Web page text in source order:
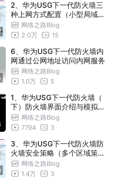
防火墙多外网ISP配
形式）
13:17
防火墙多外网ISP配
IPSEC）
火墙 两个不同地区的局
分支没有公网IP）
12:41
墙 想要远程办公怎
火墙 想要远程办公怎
ipsec）
08:59
火墙 SSL远程办公 网
示，模拟器不支持）
17:05
2、华为USG下一代防火墙三
种上网方式配置（小型局域网
就这么配置的）
网络之路Blog
2.0万
15
6、华为USG下一代防火墙内
网通过公网地址访问内网服务
网络之路Blog
1.0万
5
1、华为USG下一代防火墙（
下）防火墙界面介绍与模拟器
如何桥接进行WEB管理
网络之路Blog
7794
3
3、华为USG下一代防火墙防
火墙安全策略（多个区域策略
傻傻分不清楚）
网络之路Blog
1.4万
3